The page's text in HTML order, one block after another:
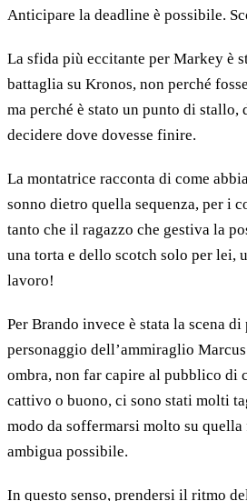
Anticipare la deadline è possibile.
La sfida più eccitante per Markey è
battaglia su Kronos, non perché
ma perché è stato un punto di stallo,
decidere dove dovesse finire.
La montatrice racconta di come
sonno dietro quella sequenza, per i
tanto che il ragazzo che gestiva la
una torta e dello scotch solo per lei,
lavoro!
Per Brando invece è stata la scena
personaggio dell’ammiraglio
ombra, non far capire al pubblico di
cattivo o buono, ci sono stati molti
modo da soffermarsi molto su
ambigua possibile.
In questo senso, prendersi il ritmo